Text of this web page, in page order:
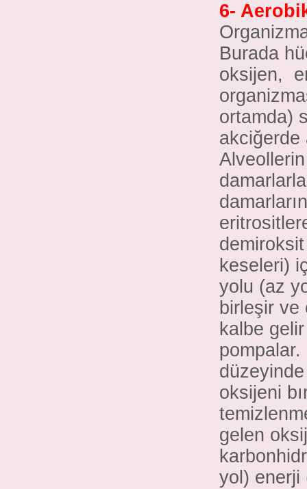
6-
Burada
oksijen,
ortamda)
akciğerde
keseleri)
yolu (az
birleşir ve
kalbe
oksijeni
gelen
yol) enerji